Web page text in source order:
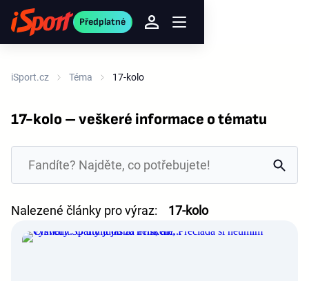
Předplatné
iSport.cz Téma 17-kolo
17-kolo – veškeré informace o tématu
Nalezené články pro výraz: 17-kolo